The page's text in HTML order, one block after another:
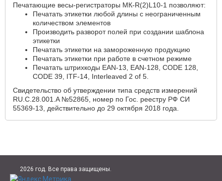
Печатающие весы-регистраторы МК-R(2)L10-1 позволяют:
Печатать этикетки любой длины с неограниченным
количеством элементов
Производить разворот полей при создании шаблона
этикетки
Печатать этикетки на замороженную продукцию
Печатать этикетки при работе в счетном режиме
Печатать штрихкоды EAN-13, EAN-128, CODE 128,
CODE 39, ITF-14, Interleaved 2 of 5.
Свидетельство об утверждении типа средств измерений
RU.C.28.001.A №52865, номер по Гос. реестру РФ СИ
55369-13, действительно до 29 октября 2018 года.
2026 год. Все права защищены.